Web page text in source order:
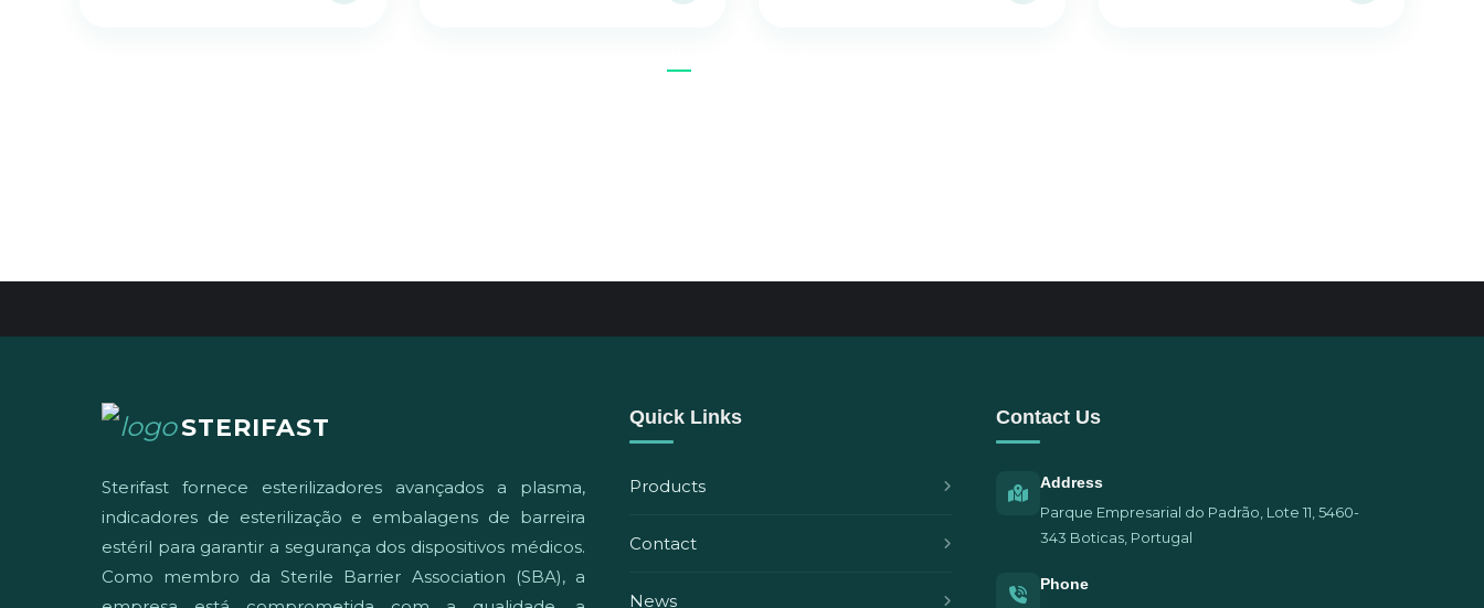
STERIFAST
Sterifast fornece esterilizadores avançados a plasma,
indicadores de esterilização e embalagens de barreira
estéril para garantir a segurança dos dispositivos médicos.
Como membro da Sterile Barrier Association (SBA), a
Quick Links
Products
Contact
News
Contact Us
Address
Parque Empresarial do Padrão, Lote 11, 5460-
343 Boticas, Portugal
Phone